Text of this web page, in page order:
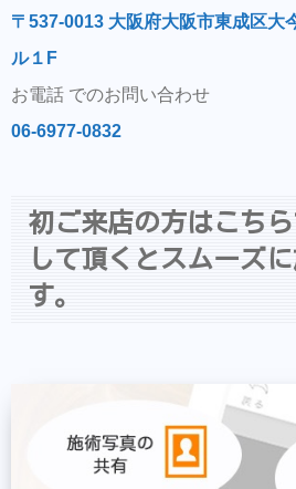
〒537-0013 大阪府大阪市東成区大
ル１F
お電話 でのお問い合わせ
06-6977-0832
初ご来店の方はこち
して頂くとスムーズ
す。